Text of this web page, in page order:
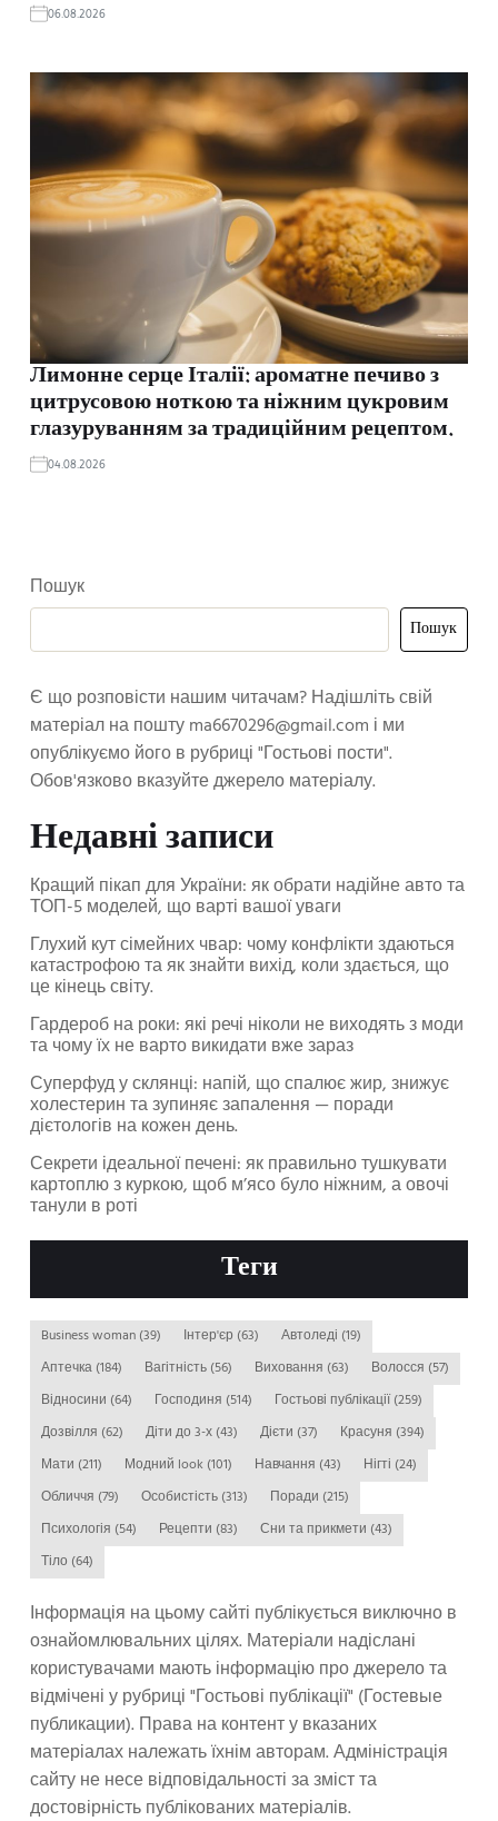
06.08.2026
Лимонне серце Італії: ароматне печиво з
цитрусовою ноткою та ніжним цукровим
глазуруванням за традиційним рецептом.
04.08.2026
Пошук
Пошук
Є що розповісти нашим читачам? Надішліть свій
матеріал на поштуma6670296@gmail.com і ми
опублікуємо його в рубриці "Гостьові пости".
Обов'язково вказуйте джерело матеріалу.
Недавні записи
Кращий пікап для України: як обрати надійне авто та
ТОП-5 моделей, що варті вашої уваги
Глухий кут сімейних чвар: чому конфлікти здаються
катастрофою та як знайти вихід, коли здається, що
це кінець світу.
Гардероб на роки: які речі ніколи не виходять з моди
та чому їх не варто викидати вже зараз
Суперфуд у склянці: напій, що спалює жир, знижує
холестерин та зупиняє запалення — поради
дієтологів на кожен день.
Секрети ідеальної печені: як правильно тушкувати
картоплю з куркою, щоб м’ясо було ніжним, а овочі
танули в роті
Теги
Business woman (39) Інтер'єр (63) Автоледі (19)
Аптечка (184) Вагітність (56) Виховання (63) Волосся (57)
Відносини (64) Господиня (514) Гостьові публікації(259)
Дозвілля (62) Діти до 3-х (43) Дієти (37) Красуня (394)
Мати (211) Модний look (101) Навчання (43) Нігті (24)
Обличчя (79) Особистість (313) Поради (215)
Психологія (54) Рецепти (83) Сни та прикмети (43)
Тіло (64)
Інформація на цьому сайті публікується виключно в
ознайомлювальних цілях. Матеріали надіслані
користувачами мають інформацію про джерело та
відмічені у рубриці "Гостьові публікації" (Гостевые
публикации). Права на контент у вказаних
матеріалах належать їхнім авторам. Адміністрація
сайту не несе відповідальності за зміст та
достовірність публікованих матеріалів.